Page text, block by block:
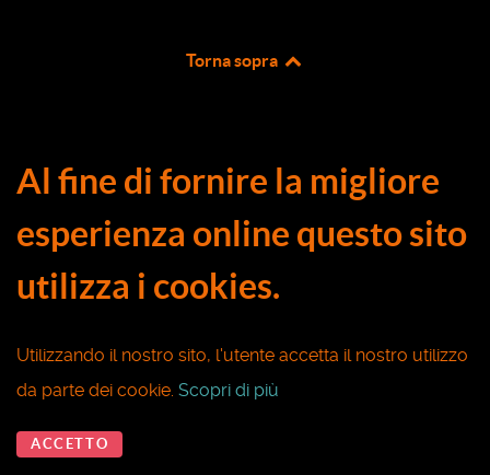
Torna sopra
Al fine di fornire la migliore
esperienza online questo sito
utilizza i cookies.
Utilizzando il nostro sito, l'utente accetta il nostro utilizzo
da parte dei cookie. Scopri di più
ACCETTO